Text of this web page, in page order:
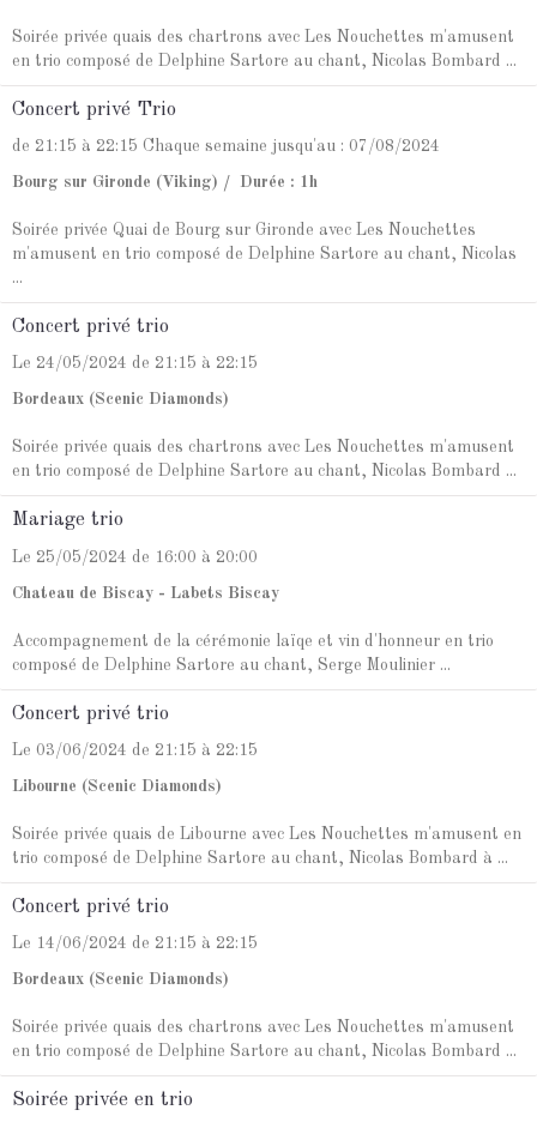
Soirée privée quais des chartrons avec Les Nouchettes m'amusent
en trio composé de Delphine Sartore au chant, Nicolas Bombard ...
Concert privé Trio
de 21:15 à 22:15 Chaque semaine jusqu'au : 07/08/2024
Bourg sur Gironde (Viking) Durée : 1h
Soirée privée Quai de Bourg sur Gironde avec Les Nouchettes
m'amusent en trio composé de Delphine Sartore au chant, Nicolas
...
Concert privé trio
Le 24/05/2024 de 21:15 à 22:15
Bordeaux (Scenic Diamonds)
Soirée privée quais des chartrons avec Les Nouchettes m'amusent
en trio composé de Delphine Sartore au chant, Nicolas Bombard ...
Mariage trio
Le 25/05/2024 de 16:00 à 20:00
Chateau de Biscay - Labets Biscay
Accompagnement de la cérémonie laïqe et vin d'honneur en trio
composé de Delphine Sartore au chant, Serge Moulinier ...
Concert privé trio
Le 03/06/2024 de 21:15 à 22:15
Libourne (Scenic Diamonds)
Soirée privée quais de Libourne avec Les Nouchettes m'amusent en
trio composé de Delphine Sartore au chant, Nicolas Bombard à ...
Concert privé trio
Le 14/06/2024 de 21:15 à 22:15
Bordeaux (Scenic Diamonds)
Soirée privée quais des chartrons avec Les Nouchettes m'amusent
en trio composé de Delphine Sartore au chant, Nicolas Bombard ...
Soirée privée en trio